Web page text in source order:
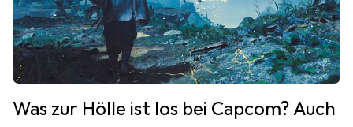
Was zur Hölle ist los bei Capcom? Auch